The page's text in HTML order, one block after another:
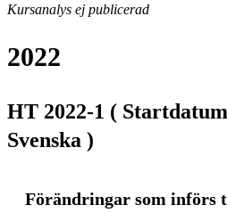
Kursanalys ej publicerad
2022
HT 2022-1 (
Svenska )
Förändringar som införs